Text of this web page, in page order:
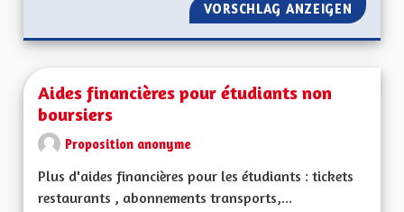
VORSCHLAG ANZEIGEN AIDE
Aides financières pour étudiants non
boursiers
Proposition anonyme
Plus d'aides financières pour les étudiants : tickets
restaurants , abonnements transports,...